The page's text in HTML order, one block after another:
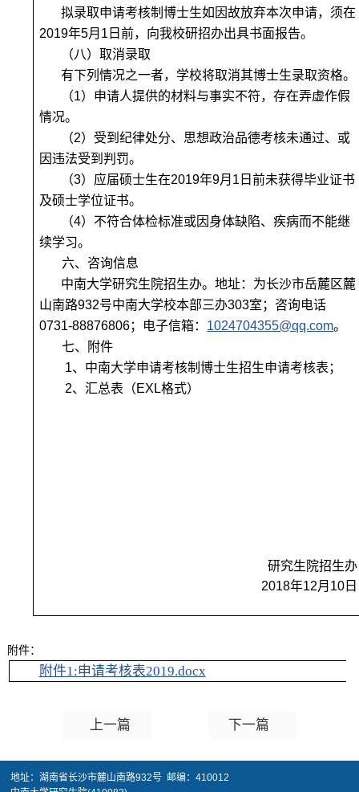
拟录取申请考核制博士生如因故放弃本次申请，须在
2019年5月1日前，向我校研招办出具书面报告。
（八）取消录取
有下列情况之一者，学校将取消其博士生录取资格。
（1）申请人提供的材料与事实不符，存在弄虚作假
情况。
（2）受到纪律处分、思想政治品德考核未通过、或
因违法受到判罚。
（3）应届硕士生在2019年9月1日前未获得毕业证书
及硕士学位证书。
（4）不符合体检标准或因身体缺陷、疾病而不能继
续学习。
六、咨询信息
中南大学研究生院招生办。地址：为长沙市岳麓区麓
山南路932号中南大学校本部三办303室；咨询电话
0731-88876806；电子信箱： 1024704355@qq.com。
七、附件
1、中南大学申请考核制博士生招生申请考核表；
2、汇总表（EXL格式）
研究生院招生办
2018年12月10日
附件：
附件1:申请考核表2019.docx
上一篇 下一篇
地址：湖南省长沙市麓山南路932号 邮编：410012